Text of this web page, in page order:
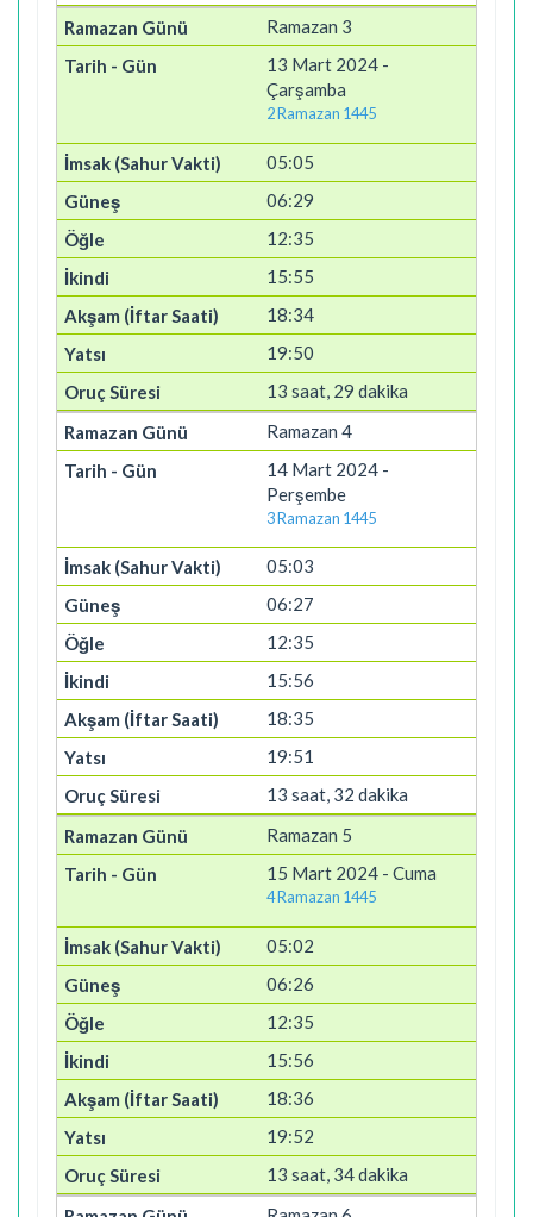
Ramazan 3
13 Mart 2024 -
Çarşamba
2 Ramazan 1445
05:05
06:29
12:35
15:55
18:34
19:50
13 saat, 29 dakika
Ramazan 4
14 Mart 2024 -
Perşembe
3 Ramazan 1445
05:03
06:27
12:35
15:56
18:35
19:51
13 saat, 32 dakika
Ramazan 5
15 Mart 2024 - Cuma
4 Ramazan 1445
05:02
06:26
12:35
15:56
18:36
19:52
13 saat, 34 dakika